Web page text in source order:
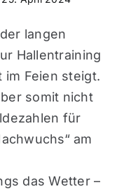
langen
Hallentraining
Feien steigt.
somit nicht
für
am
das Wetter –